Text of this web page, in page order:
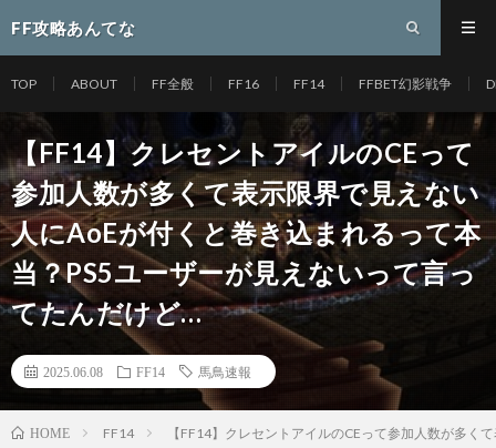
FF攻略あんてな
TOP ABOUT FF全般 FF16 FF14 FFBET幻影戦争
【FF14】クレセントアイルのCEって
参加人数が多くて表示限界で見えない
人にAoEが付くと巻き込まれるって本
当？PS5ユーザーが見えないって言っ
てたんだけど…
2025.06.08 FF14 馬鳥速報
HOME FF14 【FF14】クレセントアイルのCEって参加人数が多